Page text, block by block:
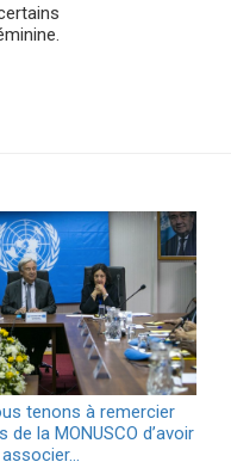
tenons à remercier
de la MONUSCO d’avoir